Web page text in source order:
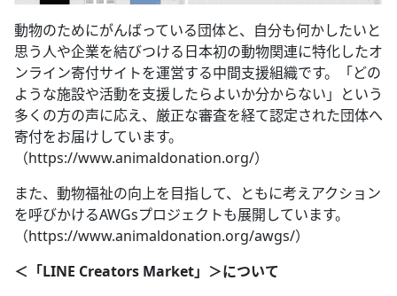
動物のためにがんばっている団体と、自分も何かしたいと
思う人や企業を結びつける日本初の動物関連に特化したオ
ンライン寄付サイトを運営する中間支援組織です。「どの
ような施設や活動を支援したらよいか分からない」という
多くの方の声に応え、厳正な審査を経て認定された団体へ
寄付をお届けしています。
（https://www.animaldonation.org/）
また、動物福祉の向上を目指して、ともに考えアクション
を呼びかけるAWGsプロジェクトも展開しています。
（https://www.animaldonation.org/awgs/）
＜「LINE Creators Market」＞について